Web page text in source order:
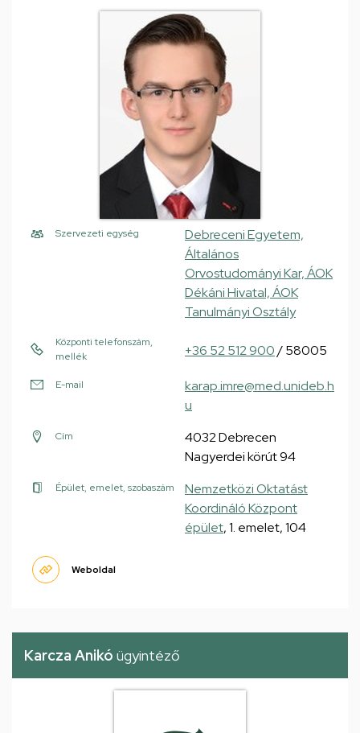
Szervezeti egység
Debreceni Egyetem,
Általános
Orvostudományi Kar, ÁOK
Dékáni Hivatal, ÁOK
Tanulmányi Osztály
Központi telefonszám,
mellék
+36 52 512 900/ 58005
E-mail
karap.imre@med.unideb.h
u
Cím
4032 Debrecen
Nagyerdei körút 94
Épület, emelet, szobaszám
Nemzetközi Oktatást
Koordináló Központ
épület, 1. emelet, 104
Weboldal
Karcza Anikó ügyintéző